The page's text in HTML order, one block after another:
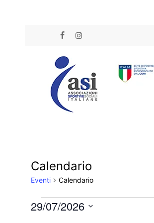
FACEBOOK
INSTAGRAM
Calendario
Eventi Calendario
Eventi
29/07/2026